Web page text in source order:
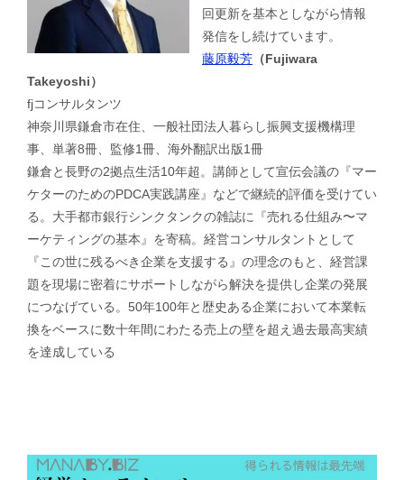
回更新を基本としながら情報
発信をし続けています。
藤原毅芳 （Fujiwara
Takeyoshi）
fjコンサルタンツ
神奈川県鎌倉市在住、一般社団法人暮らし振興支援機構理
事、単著8冊、監修1冊、海外翻訳出版1冊
鎌倉と長野の2拠点生活10年超。講師として宣伝会議の『マー
ケターのためのPDCA実践講座』などで継続的評価を受けてい
る。大手都市銀行シンクタンクの雑誌に『売れる仕組み〜マ
ーケティングの基本』を寄稿。経営コンサルタントとして
『この世に残るべき企業を支援する』の理念のもと、経営課
題を現場に密着にサポートしながら解決を提供し企業の発展
につなげている。50年100年と歴史ある企業において本業転
換をベースに数十年間にわたる売上の壁を超え過去最高実績
を達成している